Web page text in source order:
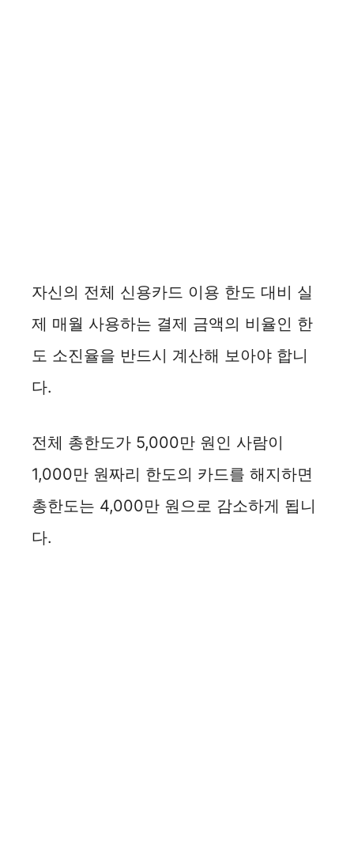
자신의 전체 신용카드 이용 한도 대비 실
제 매월 사용하는 결제 금액의 비율인 한
도 소진율을 반드시 계산해 보아야 합니
다.
전체 총한도가 5,000만 원인 사람이
1,000만 원짜리 한도의 카드를 해지하면
총한도는 4,000만 원으로 감소하게 됩니
다.